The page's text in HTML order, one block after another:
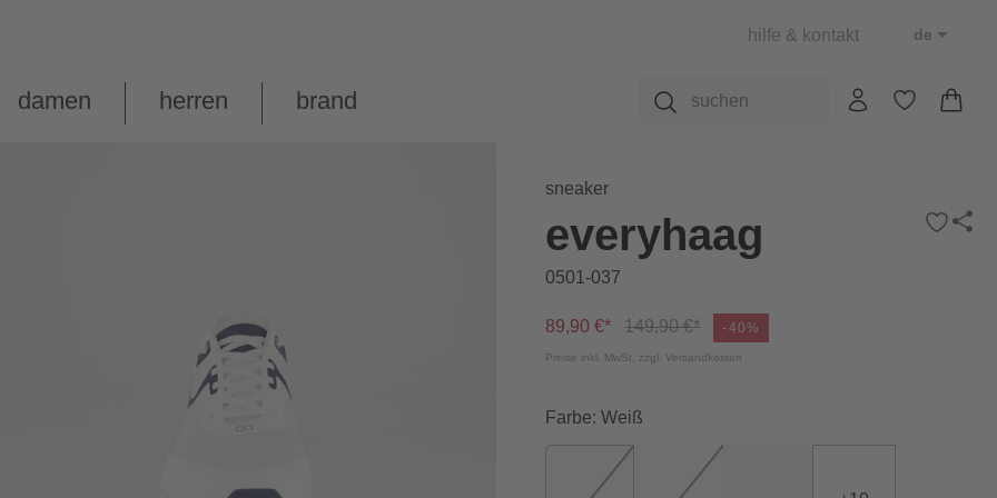
damen herren brand
hilfe & kontakt de
sneaker
everyhaag
0501-037
89,90 €* 149,90 €* -40%
Preise inkl. MwSt. zzgl. Versandkosten
Farbe: Weiß